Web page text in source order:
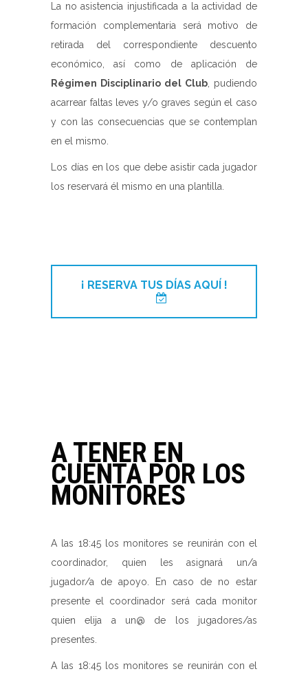
La no asistencia injustificada a la actividad de
formación complementaria será motivo de
retirada del correspondiente descuento
económico, así como de aplicación de
Régimen Disciplinario del Club , pudiendo
acarrear faltas leves y/o graves según el caso
y con las consecuencias que se contemplan
en el mismo.
Los días en los que debe asistir cada jugador
los reservará él mismo en una plantilla.
¡ RESERVA TUS DÍAS AQUÍ !
A TENER EN
CUENTA POR LOS
MONITORES
A las 18:45 los monitores se reunirán con el
coordinador, quien les asignará un/a
jugador/a de apoyo. En caso de no estar
presente el coordinador será cada monitor
quien elija a un@ de los jugadores/as
presentes.
A las 18:45 los monitores se reunirán con el